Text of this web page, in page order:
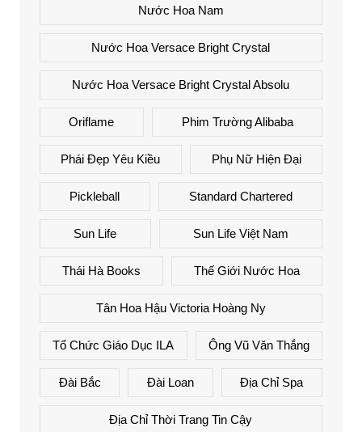
Nước Hoa Nam
Nước Hoa Versace Bright Crystal
Nước Hoa Versace Bright Crystal Absolu
Oriflame Phim Trường Alibaba
Phái Đẹp Yêu Kiều Phụ Nữ Hiện Đại
Pickleball Standard Chartered
Sun Life Sun Life Việt Nam
Thái Hà Books Thế Giới Nước Hoa
Tân Hoa Hậu Victoria Hoàng Ny
Tổ Chức Giáo Dục ILA Ông Vũ Văn Thắng
Đài Bắc Đài Loan Địa Chỉ Spa
Địa Chỉ Thời Trang Tin Cậy